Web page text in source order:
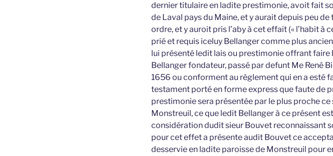
dernier titulaire en ladite prestimonie, avoit fait
de Laval pays du Maine, et y aurait depuis peu
ordre, et y auroit pris l’aby à cet effait (« l’habit
prié et requis iceluy Bellanger comme plus
lui présenté ledit lais ou prestimonie offrant
Bellanger fondateur, passé par defunt Me René
1656 ou conforment au règlement qui en a esté
testament porté en forme express que faute de
prestimonie sera présentée par le plus proche
Monstreuil, ce que ledit Bellanger à ce présent
considération dudit sieur Bouvet reconnaissant
pour cet effet a présente audit Bouvet ce
desservie en ladite paroisse de Monstreuil pour